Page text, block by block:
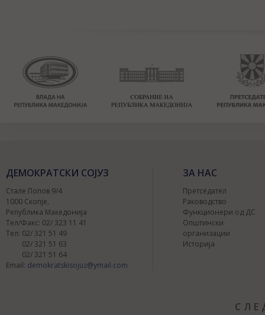
ДЕМОКРАТСКИ СОЈУЗ
Стале Попов 9/4
1000 Скопје,
Република Македонија
Тел/Факс: 02/ 323 11 41
Тел: 02/ 321 51 49
02/ 321 51 63
02/ 321 51 64
Email: demokratskisojuz@ymail.com
ЗА НАС
Претседател
Раководство
Функционери од ДС
Општински
организации
Историја